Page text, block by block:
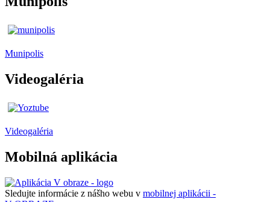
Munipolis
Videogaléria
Videogaléria
Mobilná aplikácia
Sledujte informácie z nášho webu v mobilnej aplikácii -